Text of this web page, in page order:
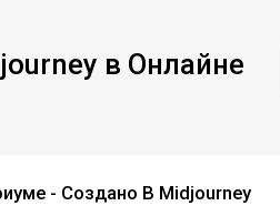
в Онлайне
- Создано В Midjourney